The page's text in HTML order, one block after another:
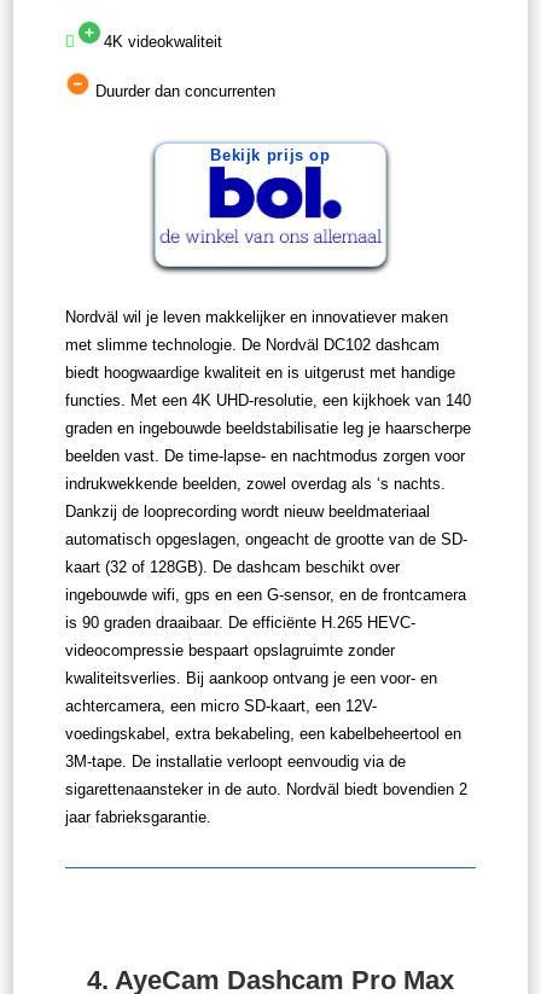
4K videokwaliteit
Duurder dan concurrenten
Bekijk prijs op
Nordväl wil je leven makkelijker en innovatiever maken
met slimme technologie. De Nordväl DC102 dashcam
biedt hoogwaardige kwaliteit en is uitgerust met handige
functies. Met een 4K UHD-resolutie, een kijkhoek van 140
graden en ingebouwde beeldstabilisatie leg je haarscherpe
beelden vast. De time-lapse- en nachtmodus zorgen voor
indrukwekkende beelden, zowel overdag als ‘s nachts.
Dankzij de looprecording wordt nieuw beeldmateriaal
automatisch opgeslagen, ongeacht de grootte van de SD-
kaart (32 of 128GB). De dashcam beschikt over
ingebouwde wifi, gps en een G-sensor, en de frontcamera
is 90 graden draaibaar. De efficiënte H.265 HEVC-
videocompressie bespaart opslagruimte zonder
kwaliteitsverlies. Bij aankoop ontvang je een voor- en
achtercamera, een micro SD-kaart, een 12V-
voedingskabel, extra bekabeling, een kabelbeheertool en
3M-tape. De installatie verloopt eenvoudig via de
sigarettenaansteker in de auto. Nordväl biedt bovendien 2
jaar fabrieksgarantie.
4. AyeCam Dashcam Pro Max